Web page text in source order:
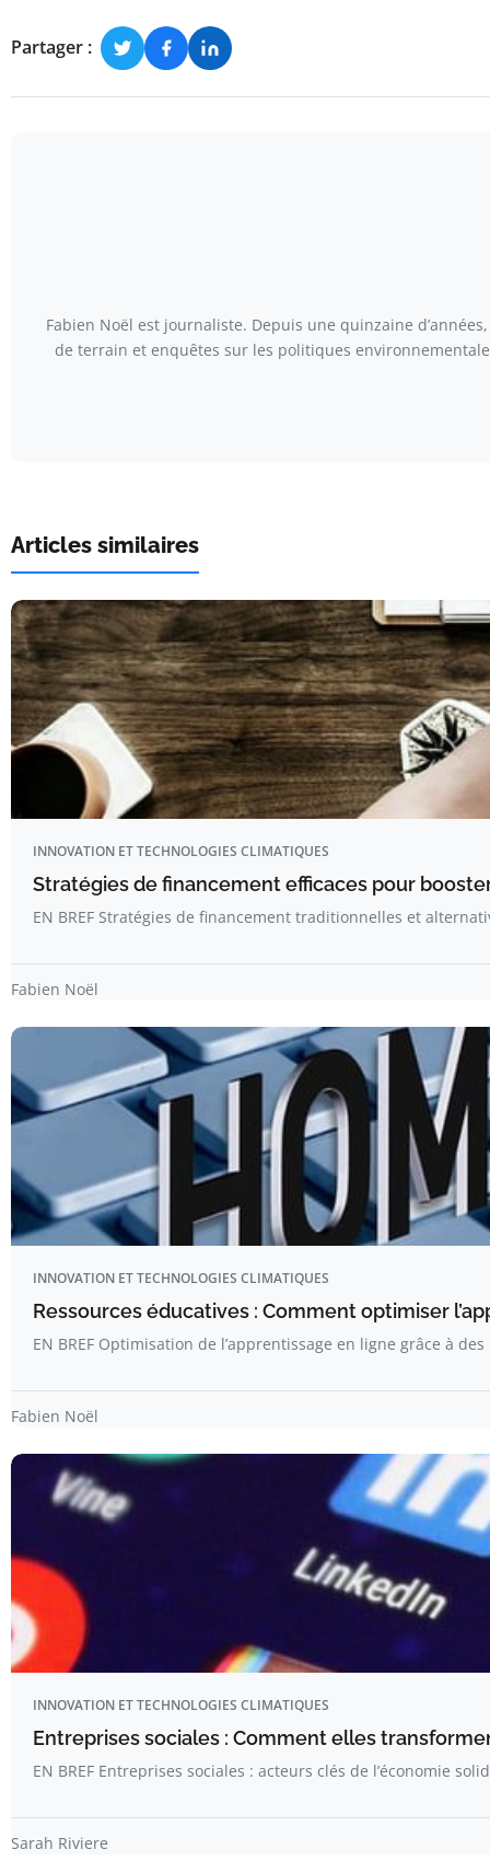
Partager :
Fabien Noël est journaliste. Depuis une quinzaine
de terrain et enquêtes sur les politiques
Articles similaires
INNOVATION ET TECHNOLOGIES CLIMATIQUES
Stratégies de financement efficaces pour
EN BREF Stratégies de financement traditionnelles et
Fabien Noël
INNOVATION ET TECHNOLOGIES CLIMATIQUES
Ressources éducatives : Comment optimiser
EN BREF Optimisation de l’apprentissage en ligne grâce à
Fabien Noël
INNOVATION ET TECHNOLOGIES CLIMATIQUES
Entreprises sociales : Comment elles
EN BREF Entreprises sociales : acteurs clés de l’économie
Sarah Riviere